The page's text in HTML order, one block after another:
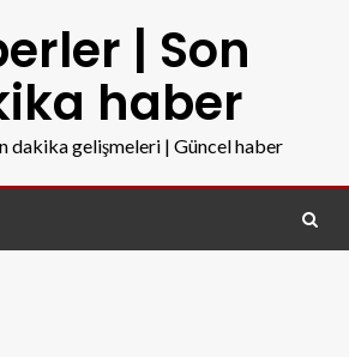
| Son
haber
dakika gelişmeleri | Güncel haber